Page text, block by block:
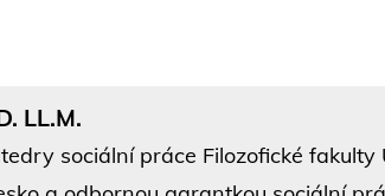
LL.M.
sociální práce Filozofické fakulty